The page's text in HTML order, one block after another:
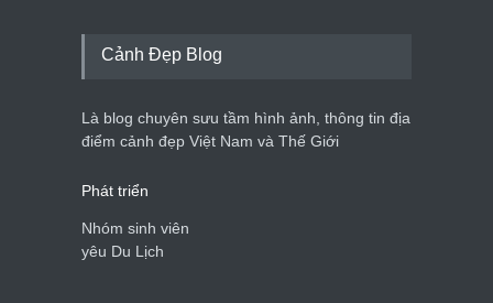
du lịch quốc gia
Cảnh đẹp Việt Nam 24/04/2020
Cảnh Đẹp Blog
Là blog chuyên sưu tầm hình ảnh, thông tin địa
điểm cảnh đẹp Việt Nam và Thế Giới
Phát triển
Nhóm sinh viên
yêu Du Lịch